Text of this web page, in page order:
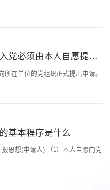
学生入党知识--为什么申请入党必须由本人自愿提出申请
在单位的党组织正式提出申请。
基本程序是什么
) （1）本人自愿向党